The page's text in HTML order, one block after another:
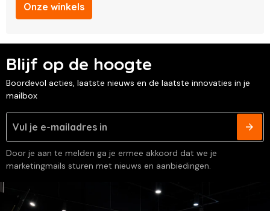
Onze winkels
Blijf op de hoogte
Boordevol acties, laatste nieuws en de laatste innovaties in je
mailbox
Door je aan te melden ga je ermee akkoord dat we je
marketingmails sturen met nieuws en aanbiedingen.